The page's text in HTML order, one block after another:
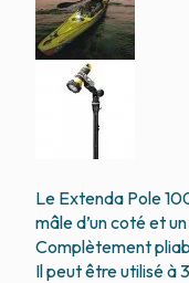
Le Extenda Pole
mâle d’un coté et
Complètement
Il peut être utilisé à